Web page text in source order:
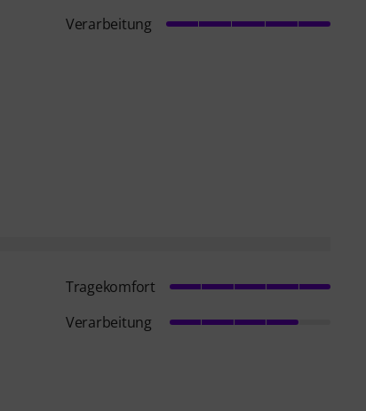
Verarbeitung
Tragekomfort
Verarbeitung